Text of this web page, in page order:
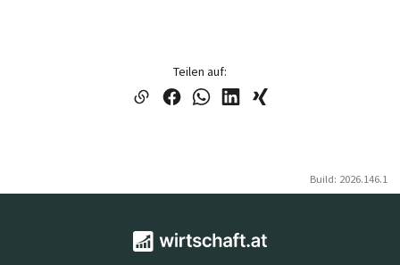
Teilen auf:
Build: 2026.146.1